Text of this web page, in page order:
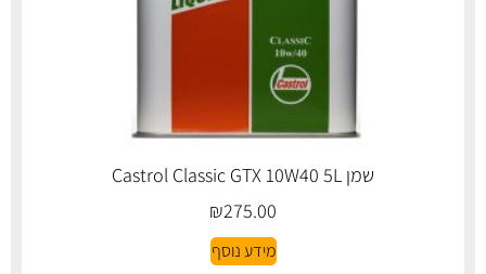
שמן Castrol Classic GTX 10W40 5L
₪275.00
מידע נוסף